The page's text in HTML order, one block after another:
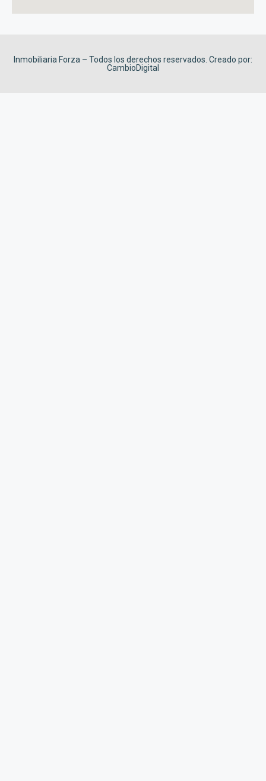
Inmobiliaria Forza – Todos los derechos reservados. Creado por:
CambioDigital